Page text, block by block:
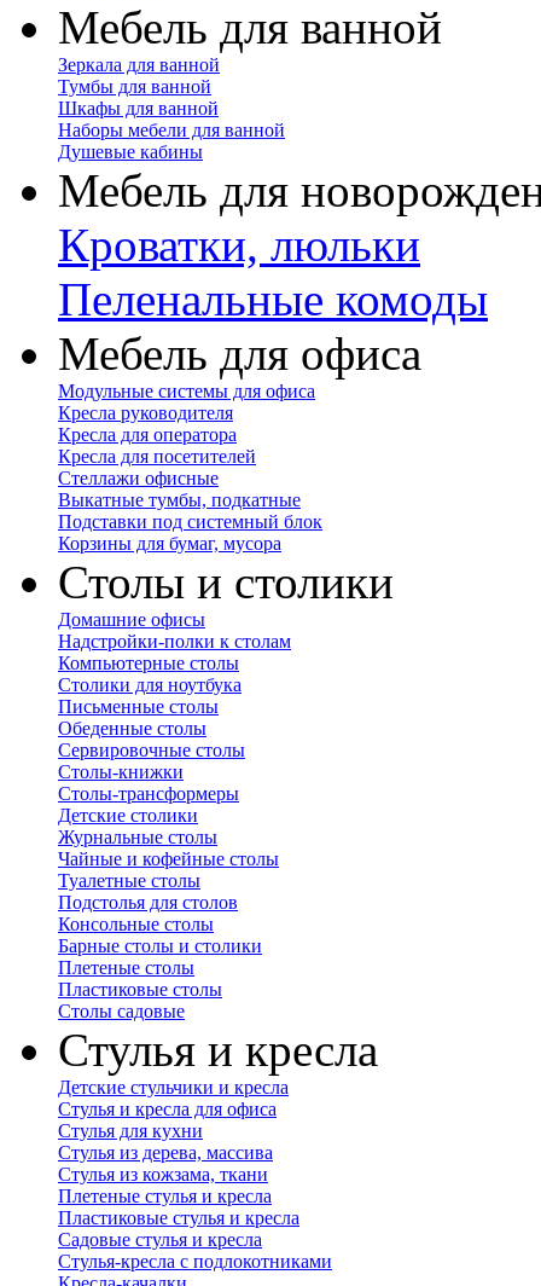
Мебель для ванной
Зеркала для ванной
Тумбы для ванной
Шкафы для ванной
Наборы мебели для ванной
Душевые кабины
Мебель для
Кроватки, люльки
Пеленальные комоды
Мебель для офиса
Модульные системы для офиса
Кресла руководителя
Кресла для оператора
Кресла для посетителей
Стеллажи офисные
Выкатные тумбы, подкатные
Подставки под системный блок
Корзины для бумаг, мусора
Столы и столики
Домашние офисы
Надстройки-полки к столам
Компьютерные столы
Столики для ноутбука
Письменные столы
Обеденные столы
Сервировочные столы
Столы-книжки
Столы-трансформеры
Детские столики
Журнальные столы
Чайные и кофейные столы
Туалетные столы
Подстолья для столов
Консольные столы
Барные столы и столики
Плетеные столы
Пластиковые столы
Столы садовые
Стулья и кресла
Детские стульчики и кресла
Стулья и кресла для офиса
Стулья для кухни
Стулья из дерева, массива
Стулья из кожзама, ткани
Плетеные стулья и кресла
Пластиковые стулья и кресла
Садовые стулья и кресла
Стулья-кресла с подлокотниками